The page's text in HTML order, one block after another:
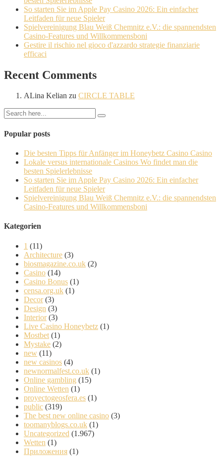
So starten Sie im Apple Pay Casino 2026: Ein einfacher
Leitfaden für neue Spieler
Spielvereinigung Blau Weiß Chemnitz e.V.: die spannendsten
Casino-Features und Willkommensboni
Gestire il rischio nel gioco d'azzardo strategie finanziarie
efficaci
Recent Comments
ALina Kelian zu CIRCLE TABLE
Popular posts
Die besten Tipps für Anfänger im Honeybetz Casino Casino
Lokale versus internationale Casinos Wo findet man die
besten Spielerlebnisse
So starten Sie im Apple Pay Casino 2026: Ein einfacher
Leitfaden für neue Spieler
Spielvereinigung Blau Weiß Chemnitz e.V.: die spannendsten
Casino-Features und Willkommensboni
Kategorien
1 (11)
Architecture (3)
biosmagazine.co.uk (2)
Casino (14)
Casino Bonus (1)
censa.org.uk (1)
Decor(3)
Design (3)
Interior(3)
Live Casino Honeybetz (1)
Mostbet (1)
Mystake (2)
new (11)
new casinos (4)
newnormalfest.co.uk (1)
Online gambling (15)
Online Wetten (1)
proyectogeosfera.es (1)
public (319)
The best new online casino (3)
toomanyblogs.co.uk (1)
Uncategorized (1.967)
Wetten (1)
Приложения (1)